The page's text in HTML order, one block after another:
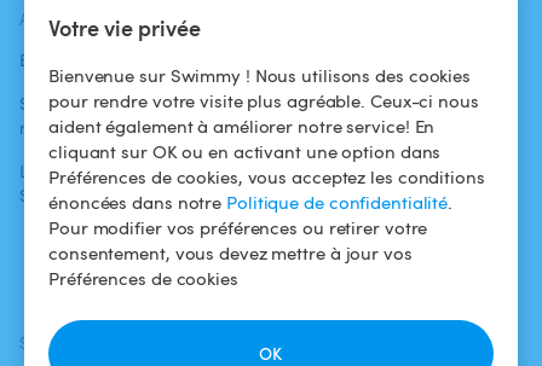
Votre vie privée
Bienvenue sur Swimmy ! Nous utilisons des cookies
pour rendre votre visite plus agréable. Ceux-ci nous
aident également à améliorer notre service! En
cliquant sur OK ou en activant une option dans
Préférences de cookies, vous acceptez les conditions
énoncées dans notre Politique de confidentialité.
Pour modifier vos préférences ou retirer votre
consentement, vous devez mettre à jour vos
Préférences de cookies
OK
ACTUALITÉS
Blog
Swimmy dans les
médias
L'aventure
Swimmy
baigneurs
Pour les
propriétaires
Louer ma piscine
Comment ça
marche ?
Conditions
d'utilisation
Politique de
confidentialité
Mentions légales
SUIVEZ-NOUS